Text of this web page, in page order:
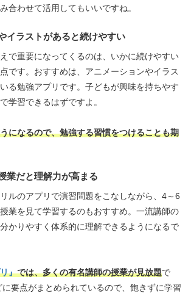
合わせて活用してもいいですね。
イラストがあると続けやすい
で重要になってくるのは、いかに続けやすい
です。おすすめは、アニメーションやイラス
る勉強アプリです。子どもが興味を持ちやす
学習できるはずですよ。
になるので、勉強する習慣をつけることも期
業だと理解力が高まる
ルのアプリで演習問題をこなしながら、4～6
業を見て学習するのもおすすめ。一流講師の
かりやすく体系的に理解できるようになるで
』では、多くの有名講師の授業が見放題で
要点がまとめられているので、飽きずに学習